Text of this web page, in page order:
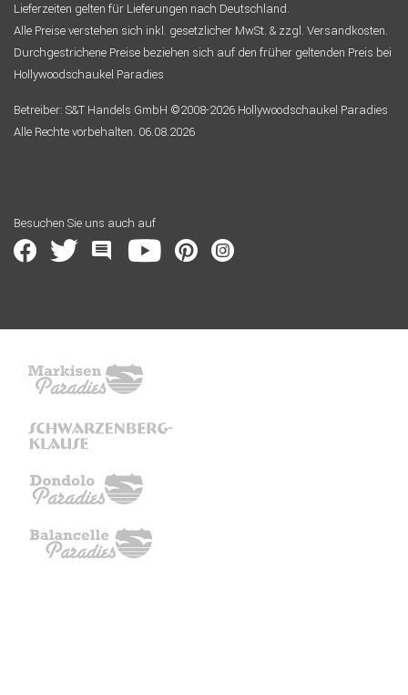
Lieferzeiten gelten für Lieferungen nach Deutschland.
Alle Preise verstehen sich inkl. gesetzlicher MwSt. & zzgl. Versandkosten.
Durchgestrichene Preise beziehen sich auf den früher geltenden Preis bei
Hollywoodschaukel Paradies
Betreiber: S&T Handels GmbH ©2008-2026 Hollywoodschaukel Paradies
Alle Rechte vorbehalten. 06.08.2026
Besuchen Sie uns auch auf